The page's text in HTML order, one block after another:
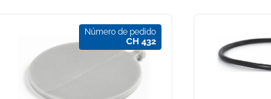
Número de pedido
CH 432